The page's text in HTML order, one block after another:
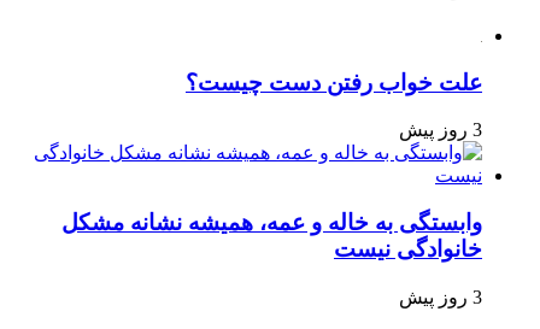
علت خواب رفتن دست چیست؟
3 روز پیش
وابستگی به خاله و عمه، همیشه نشانه مشکل
خانوادگی نیست
3 روز پیش